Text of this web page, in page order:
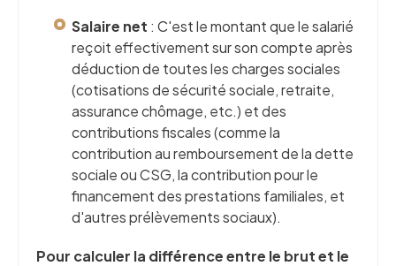
Salaire net : C'est le montant que le salarié
reçoit effectivement sur son compte après
déduction de toutes les charges sociales
(cotisations de sécurité sociale, retraite,
assurance chômage, etc.) et des
contributions fiscales (comme la
contribution au remboursement de la dette
sociale ou CSG, la contribution pour le
financement des prestations familiales, et
d'autres prélèvements sociaux).
Pour calculer la différence entre le brut et le